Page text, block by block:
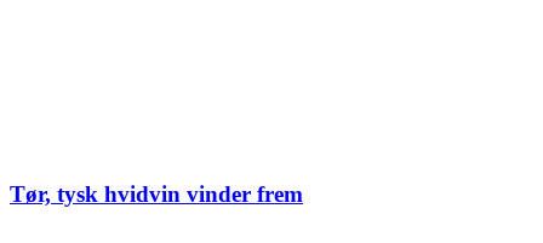
Tør, tysk hvidvin vinder frem